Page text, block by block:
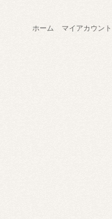
ホーム マイアカウント